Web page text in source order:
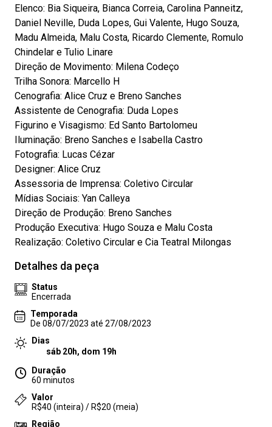
Elenco: Bia Siqueira, Bianca Correia, Carolina Panneitz,
Daniel Neville, Duda Lopes, Gui Valente, Hugo Souza,
Madu Almeida, Malu Costa, Ricardo Clemente, Romulo
Chindelar e Tulio Linare
Direção de Movimento: Milena Codeço
Trilha Sonora: Marcello H
Cenografia: Alice Cruz e Breno Sanches
Assistente de Cenografia: Duda Lopes
Figurino e Visagismo: Ed Santo Bartolomeu
Iluminação: Breno Sanches e Isabella Castro
Fotografia: Lucas Cézar
Designer: Alice Cruz
Assessoria de Imprensa: Coletivo Circular
Mídias Sociais: Yan Calleya
Direção de Produção: Breno Sanches
Produção Executiva: Hugo Souza e Malu Costa
Realização: Coletivo Circular e Cia Teatral Milongas
Detalhes da peça
Status
Encerrada
Temporada
De 08/07/2023 até 27/08/2023
Dias
sáb 20h, dom 19h
Duração
60 minutos
Valor
R$40 (inteira) / R$20 (meia)
Região